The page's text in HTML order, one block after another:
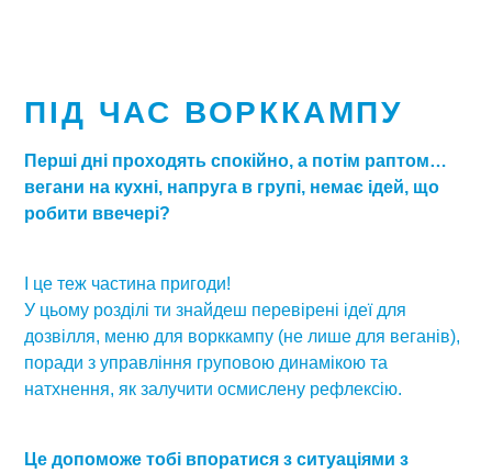
ПІД ЧАС ВОРККАМПУ
Перші дні проходять спокійно, а потім раптом…
вегани на кухні, напруга в групі, немає ідей, що
робити ввечері?
І це теж частина пригоди!
У цьому розділі ти знайдеш перевірені ідеї для
дозвілля, меню для ворккампу (не лише для веганів),
поради з управління груповою динамікою та
натхнення, як залучити осмислену рефлексію.
Це допоможе тобі впоратися з ситуаціями з